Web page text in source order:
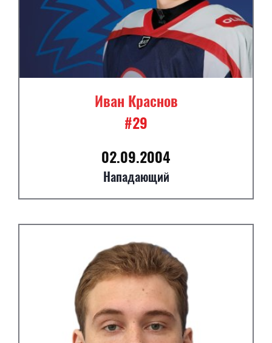
Иван Краснов
#29
02.09.2004
Нападающий